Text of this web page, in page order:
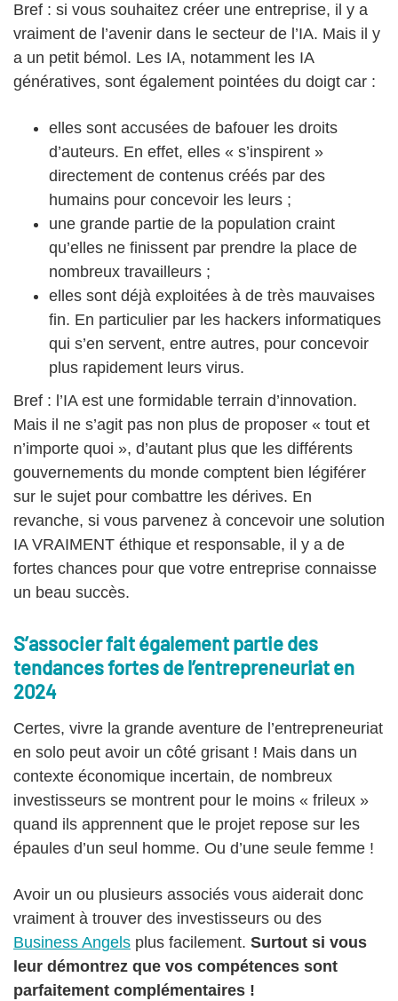
Bref : si vous souhaitez créer une entreprise, il y a
vraiment de l’avenir dans le secteur de l’IA. Mais il y
a un petit bémol. Les IA, notamment les IA
génératives, sont également pointées du doigt car :
elles sont accusées de bafouer les droits
d’auteurs. En effet, elles « s’inspirent »
directement de contenus créés par des
humains pour concevoir les leurs ;
une grande partie de la population craint
qu’elles ne finissent par prendre la place de
nombreux travailleurs ;
elles sont déjà exploitées à de très mauvaises
fin. En particulier par les hackers informatiques
qui s’en servent, entre autres, pour concevoir
plus rapidement leurs virus.
Bref : l’IA est une formidable terrain d’innovation.
Mais il ne s’agit pas non plus de proposer « tout et
n’importe quoi », d’autant plus que les différents
gouvernements du monde comptent bien légiférer
sur le sujet pour combattre les dérives. En
revanche, si vous parvenez à concevoir une solution
IA VRAIMENT éthique et responsable, il y a de
fortes chances pour que votre entreprise connaisse
un beau succès.
S’associer fait également partie des
tendances fortes de l’entrepreneuriat en
2024
Certes, vivre la grande aventure de l’entrepreneuriat
en solo peut avoir un côté grisant ! Mais dans un
contexte économique incertain, de nombreux
investisseurs se montrent pour le moins « frileux »
quand ils apprennent que le projet repose sur les
épaules d’un seul homme. Ou d’une seule femme !
Avoir un ou plusieurs associés vous aiderait donc
vraiment à trouver des investisseurs ou des
Business Angels plus facilement. Surtout si vous
leur démontrez que vos compétences sont
parfaitement complémentaires !